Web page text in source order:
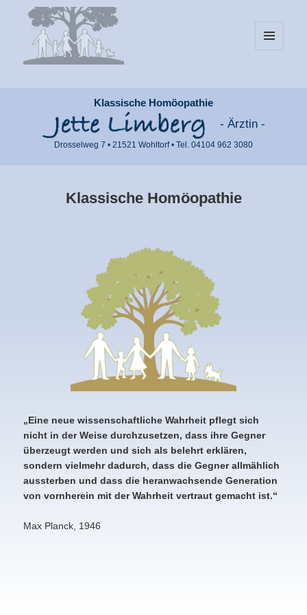
Klassische Homöopathie
- Ärztin -
Drosselweg 7 • 21521 Wohltorf • Tel. 04104 962 3080
Klassische Homöopathie
„Eine neue wissenschaftliche Wahrheit pflegt sich
nicht in der Weise durchzusetzen, dass ihre Gegner
überzeugt werden und sich als belehrt erklären,
sondern vielmehr dadurch, dass die Gegner allmählich
aussterben und dass die heranwachsende Generation
von vornherein mit der Wahrheit vertraut gemacht ist.“
Max Planck, 1946